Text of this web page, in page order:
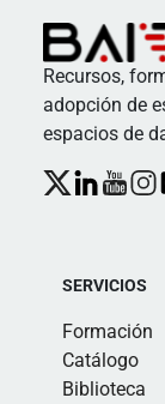
Recursos,
adopción de
espacios de
SERVICIOS
Formación
Catálogo
Biblioteca